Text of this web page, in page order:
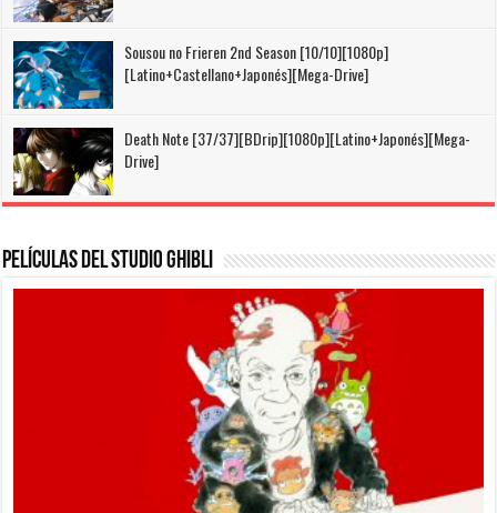
Sousou no Frieren 2nd Season [10/10][1080p]
[Latino+Castellano+Japonés][Mega-Drive]
Death Note [37/37][BDrip][1080p][Latino+Japonés][Mega-
Drive]
Películas del Studio Ghibli